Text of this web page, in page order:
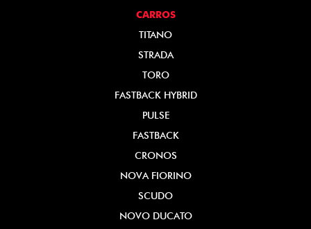
CARROS
TITANO
STRADA
TORO
FASTBACK HYBRID
PULSE
FASTBACK
CRONOS
NOVA FIORINO
SCUDO
NOVO DUCATO